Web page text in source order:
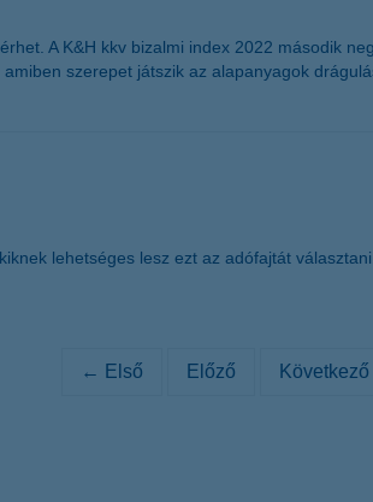
A K&H kkv bizalmi index 2022 második
szerepet játszik az alapanyagok
lehetséges lesz ezt az adófajtát
← Első Előző Következő